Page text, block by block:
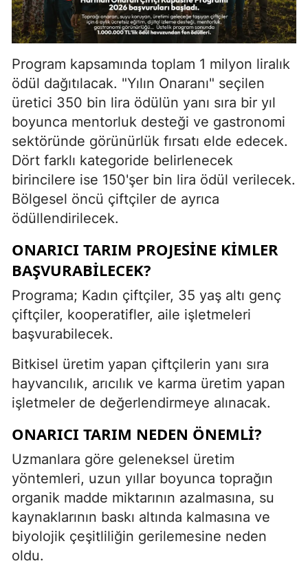
Program kapsamında toplam 1 milyon liralık
ödül dağıtılacak. "Yılın Onaranı" seçilen
üretici 350 bin lira ödülün yanı sıra bir yıl
boyunca mentorluk desteği ve gastronomi
sektöründe görünürlük fırsatı elde edecek.
Dört farklı kategoride belirlenecek
birincilere ise 150'şer bin lira ödül verilecek.
Bölgesel öncü çiftçiler de ayrıca
ödüllendirilecek.
ONARICI TARIM PROJESİNE KIMLER
BAŞVURABILECEK?
Programa; Kadın çiftçiler, 35 yaş altı genç
çiftçiler, kooperatifler, aile işletmeleri
başvurabilecek.
Bitkisel üretim yapan çiftçilerin yanı sıra
hayvancılık, arıcılık ve karma üretim yapan
işletmeler de değerlendirmeye alınacak.
ONARICI TARIM NEDEN ÖNEMLI?
Uzmanlara göre geleneksel üretim
yöntemleri, uzun yıllar boyunca toprağın
organik madde miktarının azalmasına, su
kaynaklarının baskı altında kalmasına ve
biyolojik çeşitliliğin gerilemesine neden
oldu.